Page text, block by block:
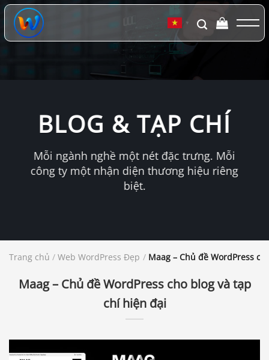
Chuyển
đến
dung
▼
BLOG & TẠP CHÍ
Mỗi ngành nghề một nét đặc trưng. Mỗi
công ty một nhận diện thương hiệu riêng
biệt.
Trang chủ / Web WordPress Đẹp / Maag – Chủ đề WordPress
Maag – Chủ đề WordPress cho blog và tạp
chí hiện đại